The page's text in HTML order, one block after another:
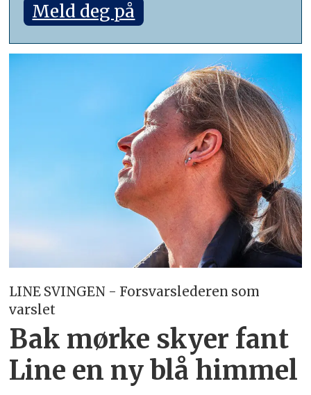
Meld deg på
LINE SVINGEN - Forsvarslederen som
varslet
Bak mørke skyer fant
Line en ny blå himmel